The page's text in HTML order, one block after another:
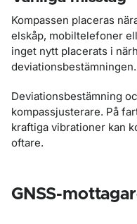
Kompassen placeras
elskåp, mobiltelefoner
inget nytt placerats i
deviationsbestämningen.
Deviationsbestämning
kompassjusterare. På
kraftiga vibrationer kan
oftare.
GNSS-